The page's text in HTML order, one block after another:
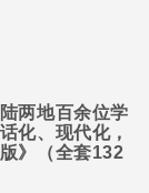
两地百余位学
化、现代化，
》（全套132